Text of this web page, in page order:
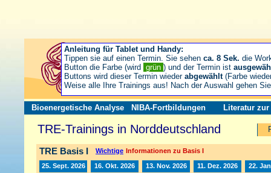
Bioenergetische Analyse NIBA-Fortbildungen Literatur zur
TRE-Trainings in Norddeutschland
TRE Basis I Wichtige Informationen zu Basis I
25. Sept. 2026 16. Okt. 2026 13. Nov. 2026 11. Dez. 2026 22.
Anleitung für Tablet und Handy:
Tippen sie auf einen Termin. Sie sehen ca. 8 Sek. die
Button die Farbe (wird grün ) und der Termin ist
Buttons wird dieser Termin wieder abgewählt(Farbe
Weise alle Ihre Trainings aus! Nach der Auswahl gehen